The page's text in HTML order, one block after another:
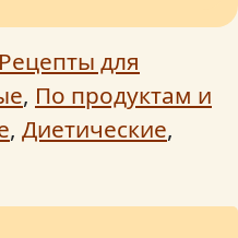
Рецепты для
, По продуктам и
, Диетические,